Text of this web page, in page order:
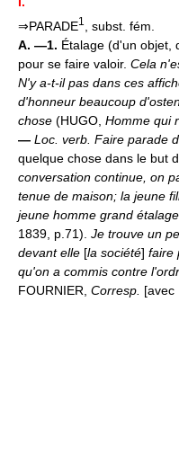
⇒PARADE1
, subst. fém.
A. —1. Étalage (d'un objet,
pour se faire valoir. Cela
N'y a-t-il pas dans ces
d'honneur beaucoup
chose (HUGO, Homme qui
— Loc. verb. Faire parade
quelque chose dans le but
conversation continue, on
tenue de maison; la jeune
jeune homme grand
1839, p.71). Je trouve un
devant elle [la société] faire
qu'on a commis contre
FOURNIER, Corresp. [avec